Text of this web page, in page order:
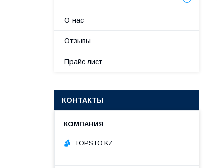
О нас
Отзывы
Прайс лист
КОНТАКТЫ
TOPSTO.KZ